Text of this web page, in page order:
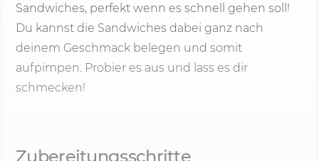
Sandwiches, perfekt wenn es schnell gehen soll!
Du kannst die Sandwiches dabei ganz nach
deinem Geschmack belegen und somit
aufpimpen. Probier es aus und lass es dir
schmecken!
Zubereitungsschritte